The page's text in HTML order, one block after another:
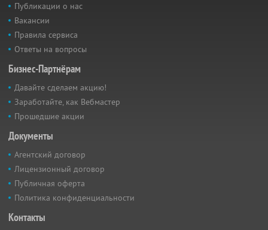
Публикации о нас
Вакансии
Правила сервиса
Ответы на вопросы
Бизнес-Партнёрам
Давайте сделаем акцию!
Заработайте, как Вебмастер
Прошедшие акции
Документы
Агентский договор
Лицензионный договор
Публичная оферта
Политика конфиденциальности
Контакты